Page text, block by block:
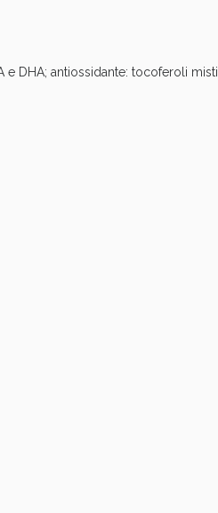
DHA; antiossidante: tocoferoli misti.